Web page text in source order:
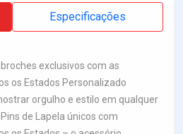
Especificações
exclusivos com as
os Estados Personalizado
orgulho e estilo em qualquer
de Lapela únicos com